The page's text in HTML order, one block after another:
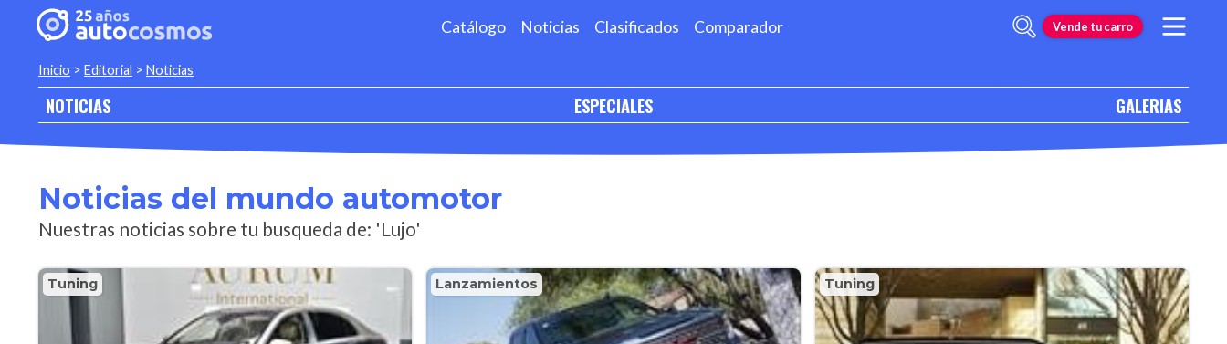
Catálogo Noticias Clasificados Comparador Vende tu carro
Inicio > Editorial > Noticias
NOTICIAS ESPECIALES GALERIAS
Noticias del mundo automotor
Nuestras noticias sobre tu busqueda de: 'Lujo'
Tuning Lanzamientos Tuning